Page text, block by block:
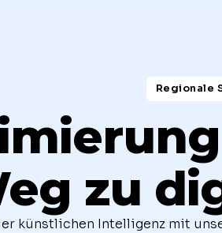
Regionale
zu
künstlichen Intelligenz mit